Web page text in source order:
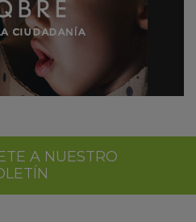
A NUESTRO